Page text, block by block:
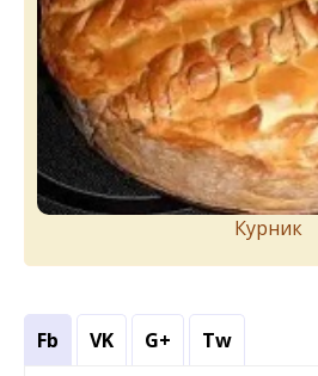
Курник
Fb VK G+ Tw